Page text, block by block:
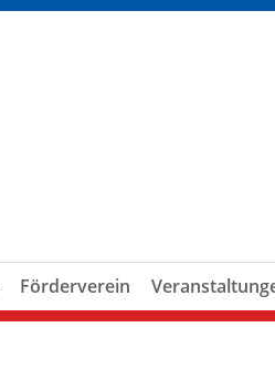
Förderverein